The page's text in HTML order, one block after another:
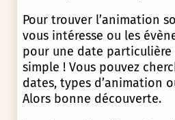
Pour trouver l’animation
vous intéresse ou les
pour une date particulière
simple ! Vous pouvez
dates, types d’animation
Alors bonne découverte.